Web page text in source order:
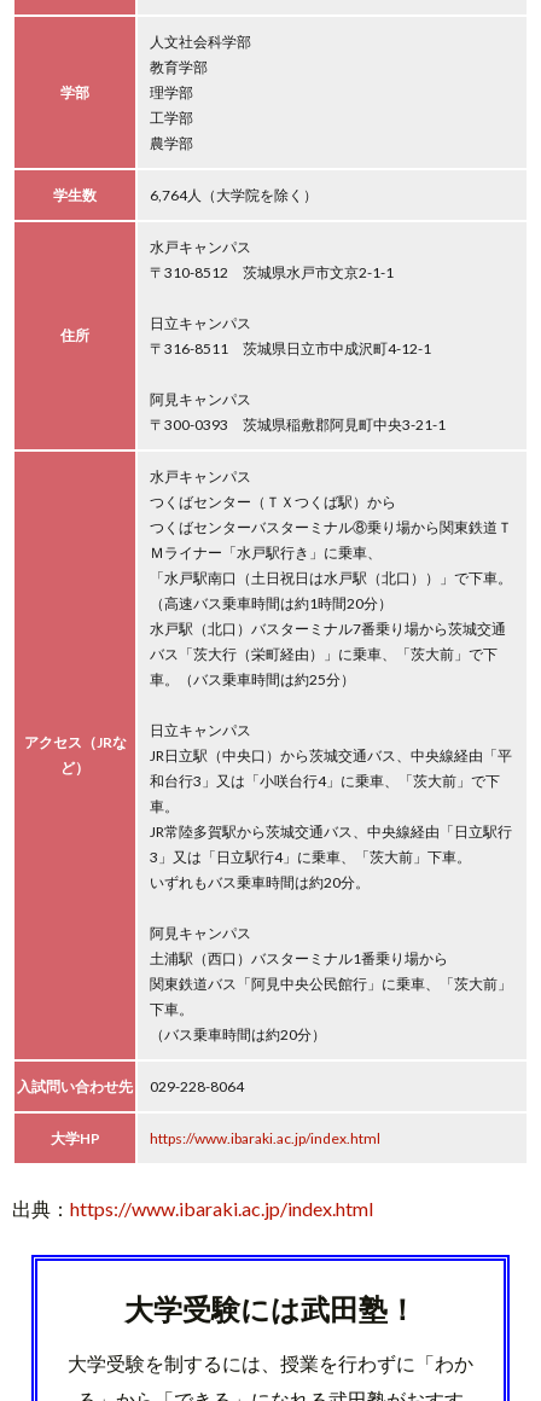
学部
人文社会科学部
教育学部
理学部
工学部
農学部
学生数 6,764人（大学院を除く）
住所
水戸キャンパス
〒310-8512 茨城県水戸市文京2-1-1
日立キャンパス
〒316-8511 茨城県日立市中成沢町4-12-1
阿見キャンパス
〒300-0393 茨城県稲敷郡阿見町中央3-21-1
アクセス（JRな
ど）
水戸キャンパス
つくばセンター（ＴＸつくば駅）から
つくばセンターバスターミナル⑧乗り場から関東鉄道Ｔ
Ｍライナー「水戸駅行き」に乗車、
「水戸駅南口（土日祝日は水戸駅（北口））」で下車。
（高速バス乗車時間は約1時間20分）
水戸駅（北口）バスターミナル7番乗り場から茨城交通
バス「茨大行（栄町経由）」に乗車、「茨大前」で下
車。（バス乗車時間は約25分）
日立キャンパス
JR日立駅（中央口）から茨城交通バス、中央線経由「平
和台行3」又は「小咲台行4」に乗車、「茨大前」で下
車。
JR常陸多賀駅から茨城交通バス、中央線経由「日立駅行
3」又は「日立駅行4」に乗車、「茨大前」下車。
いずれもバス乗車時間は約20分。
阿見キャンパス
土浦駅（西口）バスターミナル1番乗り場から
関東鉄道バス「阿見中央公民館行」に乗車、「茨大前」
下車。
（バス乗車時間は約20分）
入試問い合わせ先 029-228-8064
大学HP https://www.ibaraki.ac.jp/index.html
出典： https://www.ibaraki.ac.jp/index.html
大学受験には武田塾！
大学受験を制するには、授業を行わずに「わか